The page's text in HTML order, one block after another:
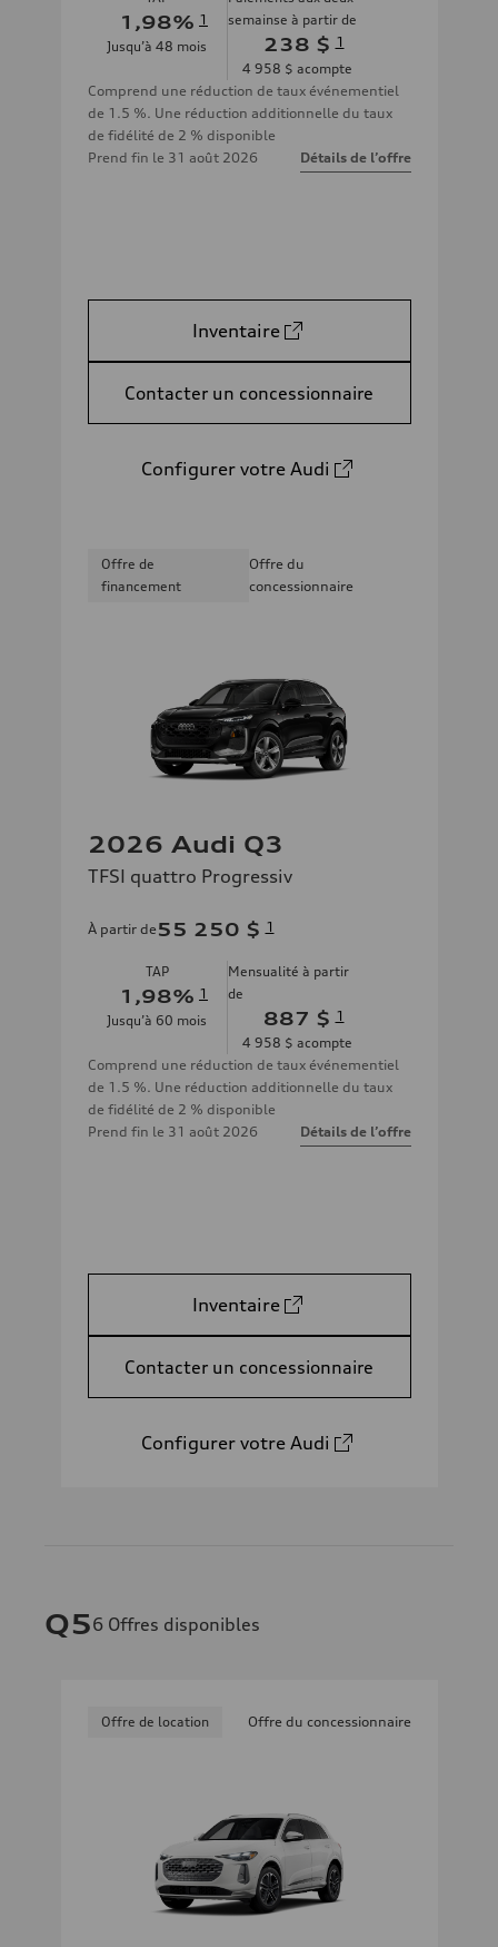
1,98% 1
Jusqu’à 48 mois
semainse à partir de
238 $ 1
4 958 $ acompte
Comprend une réduction de taux événementiel
de 1.5 %. Une réduction additionnelle du taux
de fidélité de 2 % disponible
Prend fin le 31 août 2026 Détails de l’offre
Inventaire
Contacter un concessionnaire
Configurer votre Audi
Offre de
financement
Offre du
concessionnaire
2026 Audi Q3
TFSI quattro Progressiv
À partir de 55 250 $ 1
TAP
1,98% 1
Jusqu’à 60 mois
Mensualité à partir
de
887 $ 1
4 958 $ acompte
Comprend une réduction de taux événementiel
de 1.5 %. Une réduction additionnelle du taux
de fidélité de 2 % disponible
Prend fin le 31 août 2026 Détails de l’offre
Inventaire
Contacter un concessionnaire
Configurer votre Audi
Q56 Offres disponibles
Offre de location Offre du concessionnaire